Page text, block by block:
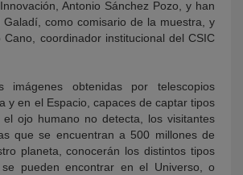
Antonio Sánchez Pozo, y han
Galadí, como comisario de la muestra, y
Cano, coordinador institucional del CSIC
obtenidas por telescopios
y en el Espacio, capaces de captar tipos
ojo humano no detecta, los visitantes
que se encuentran a 500 millones de
planeta, conocerán los distintos tipos
pueden encontrar en el Universo, o